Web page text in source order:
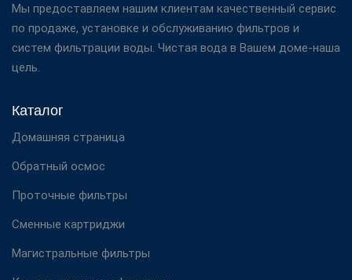
Мы предоставляем нашим клиентам качественный сервис
по продаже, установке и обслуживанию фильтров и
систем фильтрации воды. Чистая вода в Вашем доме-наша
цель.
Каталог
Домашняя страница
Обратный осмос
Проточные фильтры
Сменные картриджи
Магистральные фильтры